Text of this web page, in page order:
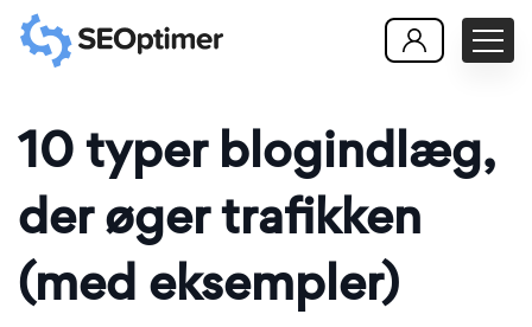
10 typer blogindlæg,
der øger trafikken
(med eksempler)